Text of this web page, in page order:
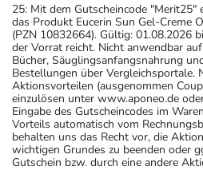
25: Mit dem Gutscheincode
das Produkt Eucerin Sun Gel-Creme
(PZN 10832664). Gültig: 01.08.2026
der Vorrat reicht. Nicht anwendbar
Bücher, Säuglingsanfangsnahrung
Bestellungen über Vergleichsportale.
Aktionsvorteilen (ausgenommen
einzulösen unter www.aponeo.de
Eingabe des Gutscheincodes im
Vorteils automatisch vom
behalten uns das Recht vor, die
wichtigen Grundes zu beenden oder
Gutschein bzw. durch eine andere